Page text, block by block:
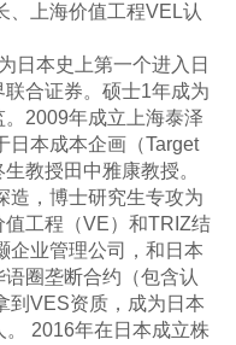
、上海价值工程VEL认
日本史上第一个进入日
合证券。硕士1年成为
2009年成立上海泰泽
日本成本企画（Target
教授田中雅康教授。
造，博士研究生专攻为
工程（VE）和TRIZ结
企业管理公司，和日本
圈垄断合约（包含认
到VES资质，成为日本
2016年在日本成立株